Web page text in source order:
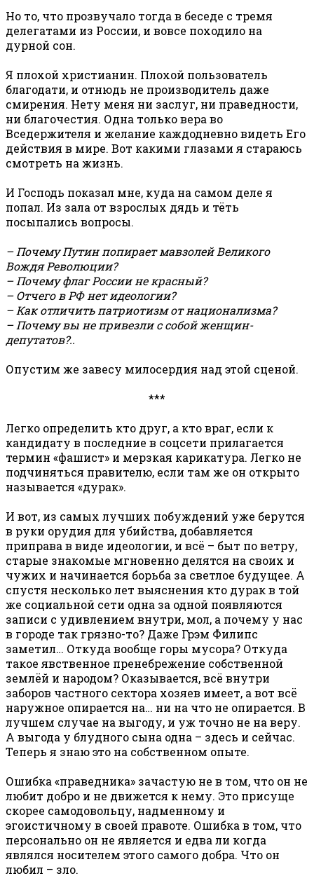
Но то, что прозвучало тогда в беседе с тремя
делегатами из России, и вовсе походило на
дурной сон.
Я плохой христианин. Плохой пользователь
благодати, и отнюдь не производитель даже
смирения. Нету меня ни заслуг, ни праведности,
ни благочестия. Одна только вера во
Вседержителя и желание каждодневно видеть Его
действия в мире. Вот какими глазами я стараюсь
смотреть на жизнь.
И Господь показал мне, куда на самом деле я
попал. Из зала от взрослых дядь и тёть
посыпались вопросы.
– Почему Путин попирает мавзолей Великого
Вождя Революции?
– Почему флаг России не красный?
– Отчего в РФ нет идеологии?
– Как отличить патриотизм от национализма?
– Почему вы не привезли с собой женщин-
депутатов?..
Опустим же завесу милосердия над этой сценой.
***
Легко определить кто друг, а кто враг, если к
кандидату в последние в соцсети прилагается
термин «фашист» и мерзкая карикатура. Легко не
подчиняться правителю, если там же он открыто
называется «дурак».
И вот, из самых лучших побуждений уже берутся
в руки орудия для убийства, добавляется
приправа в виде идеологии, и всё – быт по ветру,
старые знакомые мгновенно делятся на своих и
чужих и начинается борьба за светлое будущее. А
спустя несколько лет выяснения кто дурак в той
же социальной сети одна за одной появляются
записи с удивлением внутри, мол, а почему у нас
в городе так грязно-то? Даже Грэм Филипс
заметил… Откуда вообще горы мусора? Откуда
такое явственное пренебрежение собственной
землёй и народом? Оказывается, всё внутри
заборов частного сектора хозяев имеет, а вот всё
наружное опирается на… ни на что не опирается. В
лучшем случае на выгоду, и уж точно не на веру.
А выгода у блудного сына одна – здесь и сейчас.
Теперь я знаю это на собственном опыте.
Ошибка «праведника» зачастую не в том, что он не
любит добро и не движется к нему. Это присуще
скорее самодовольцу, надменному и
эгоистичному в своей правоте. Ошибка в том, что
персонально он не является и едва ли когда
являлся носителем этого самого добра. Что он
любил – зло.